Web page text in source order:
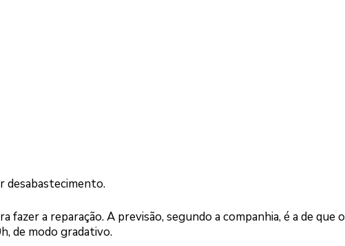
desabastecimento.
fazer a reparação. A previsão, segundo a companhia, é a de que o
de modo gradativo.